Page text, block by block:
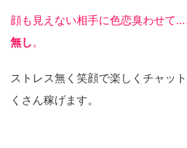
顔も見えない相手に色恋臭わせて
無し。
ストレス無く笑顔で楽しくチャッ
くさん稼げます。